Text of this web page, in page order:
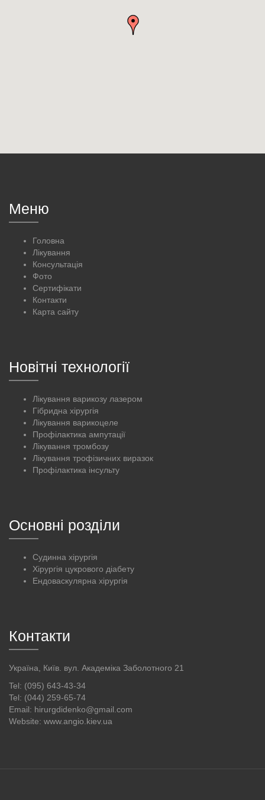
Меню
Головна
Лікування
Консультація
Фото
Сертифікати
Контакти
Карта сайту
Новітні технології
Лікування варикозу лазером
Гібридна хірургія
Лікування варикоцеле
Профілактика ампутації
Лікування тромбозу
Лікування трофізичних виразок
Профілактика інсульту
Основні розділи
Судинна хірургія
Хірургія цукрового діабету
Ендоваскулярна хірургія
Контакти
Україна, Київ. вул. Академіка Заболотного 21
Tel: (095) 643-43-34
Tel: (044) 259-65-74
Email: hirurgdidenko@gmail.com
Website: www.angio.kiev.ua